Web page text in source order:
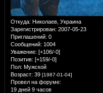
Откуда: Николаев, Украина
Зарегистрирован: 2007-05-23
Приглашений: 0
Сообщений: 1004
Уважение: [+106/-0]
Позитив: [+159/-0]
Пол: Мужской
Возраст: 39 [1987-01-04]
Провел на форуме:
19 дней 9 часов